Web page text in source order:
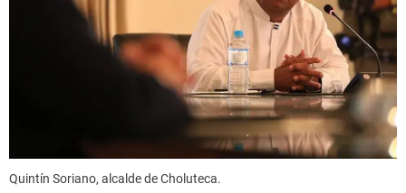
Quintín Soriano, alcalde de Choluteca.